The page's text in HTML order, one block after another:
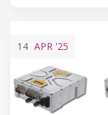
14 APR '25